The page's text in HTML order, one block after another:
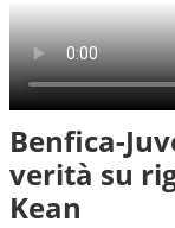
Benfica-
verità su
Kean